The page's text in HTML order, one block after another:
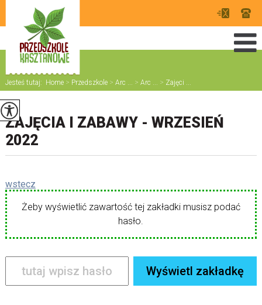
Jesteś tutaj: Home > Przedszkole > Arc ... > Arc ... > Zajęci ...
ZAJĘCIA I ZABAWY - WRZESIEŃ
2022
wstecz
Żeby wyświetlić zawartość tej zakładki musisz podać
hasło.